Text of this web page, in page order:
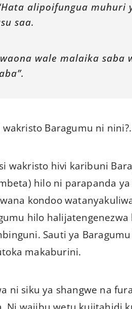
alipoifungua
saa.
wale malaika saba
wakristo Baragumu ni nini?.
wakristo hivi karibuni
hilo ni parapanda
kondoo
hilo
Sauti ya
makaburini.
ni siku ya shangwe na